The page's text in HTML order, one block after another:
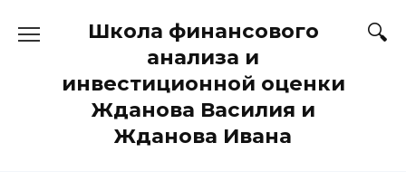
Школа финансового
анализа и
инвестиционной оценки
Жданова Василия и
Жданова Ивана